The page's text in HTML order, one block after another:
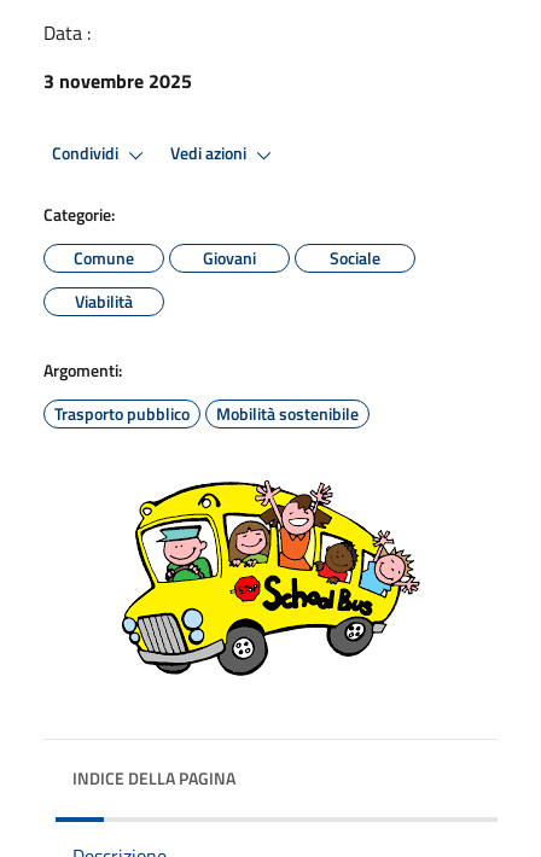
Data :
3 novembre 2025
Condividi Vedi azioni
Categorie:
Comune
Giovani
Sociale
Viabilità
Argomenti:
Trasporto pubblico
Mobilità sostenibile
INDICE DELLA PAGINA